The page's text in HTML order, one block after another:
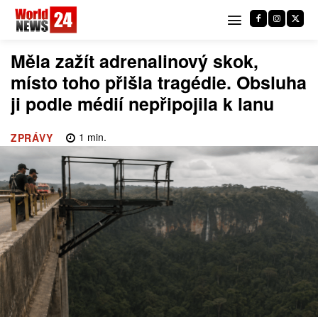
Měla zažít adrenalinový skok,
místo toho přišla tragédie. Obsluha
ji podle médií nepřipojila k lanu
ZPRÁVY 1 min.